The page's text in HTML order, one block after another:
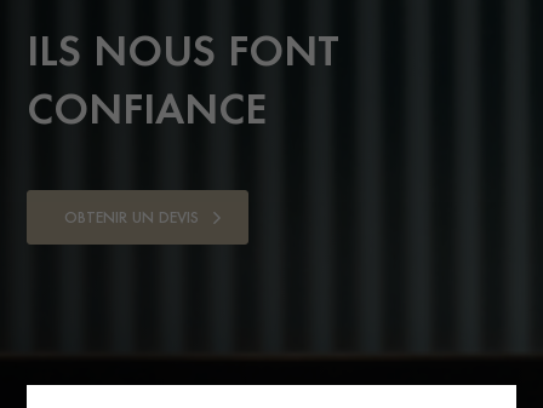
LS N OUS FO N T
CO N F IA N C E
OBTENIR UN DEVIS